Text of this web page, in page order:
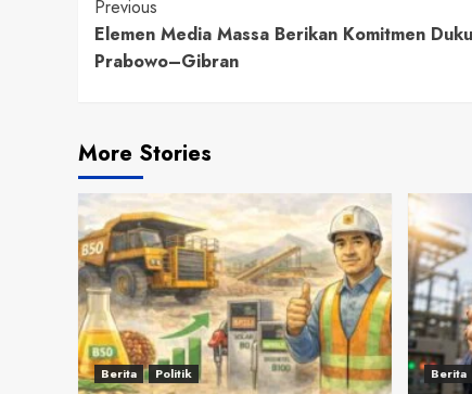
Continue
Reading
Previous
Elemen Media Massa Berikan Komitmen
Prabowo–Gibran
More Stories
Berita Politik Berita